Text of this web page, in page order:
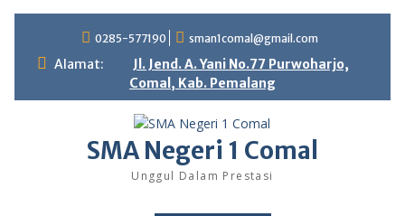
0285-577190 sman1comal@gmail.com
Alamat:
Jl. Jend. A. Yani No.77 Purwoharjo,
Comal, Kab. Pemalang
SMA Negeri 1 Comal
Unggul Dalam Prestasi